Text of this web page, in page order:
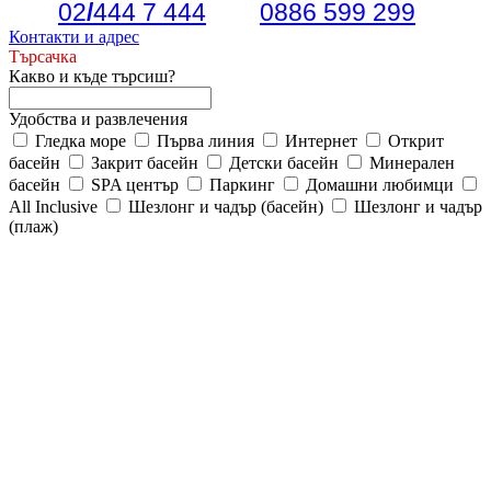
02/444 7 444 0886 599 299
Контакти и адрес
Търсачка
Какво и къде търсиш?
Удобства и развлечения
Гледка море
Първа линия Интернет
Открит
басейн
Закрит басейн Детски басейн
Минерален
басейн
SPA център Паркинг
Домашни любимци
All Inclusive
Шезлонг и чадър (басейн)
Шезлонг и чадър
(плаж)